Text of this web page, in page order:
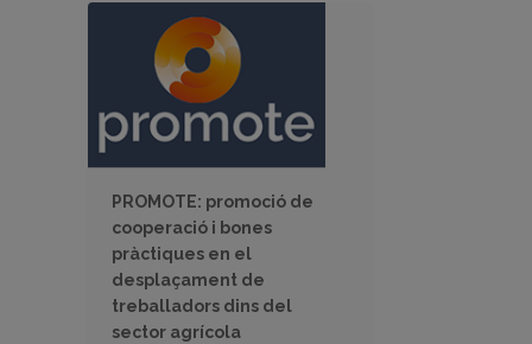
PROMOTE: promoció de
cooperació i bones
pràctiques en el
desplaçament de
treballadors dins del
sector agrícola